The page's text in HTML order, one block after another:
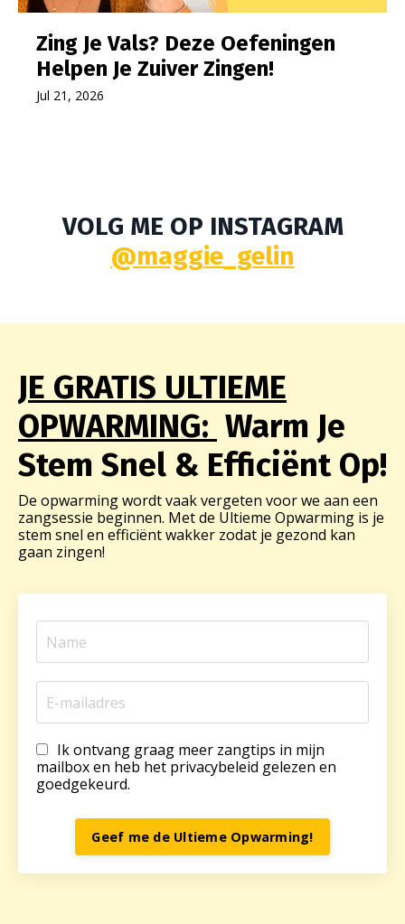
Zing Je Vals? Deze Oefeningen
Helpen Je Zuiver Zingen!
Jul 21, 2026
VOLG ME OP INSTAGRAM
@maggie_gelin
JE GRATIS ULTIEME
OPWARMING: Warm Je
Stem Snel & Efficiënt Op!
De opwarming wordt vaak vergeten voor we aan een
zangsessie beginnen. Met de Ultieme Opwarming is je
stem snel en efficiënt wakker zodat je gezond kan
gaan zingen!
Ik ontvang graag meer zangtips in mijn
mailbox en heb het privacybeleid gelezen en
goedgekeurd.
Geef me de Ultieme Opwarming!